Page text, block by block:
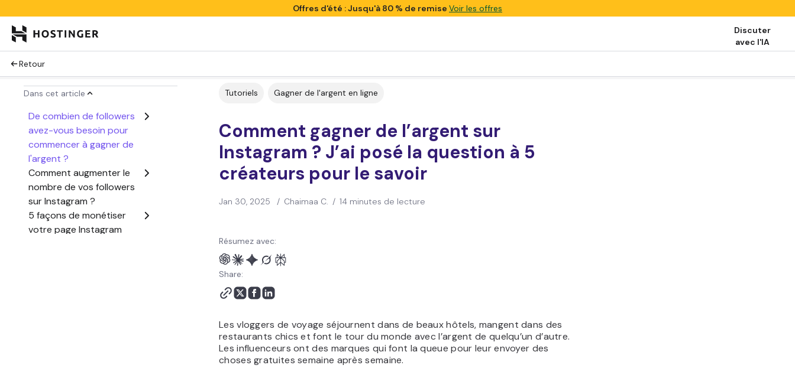
Offres d'été : Jusqu'à 80 % de remise Voir les offres
Discuter
avec l'IA
Retour
Dans cet article
De combien de followers
avez-vous besoin pour
commencer à gagner de
l'argent ?
Comment augmenter le
nombre de vos followers
sur Instagram ?
5 façons de monétiser
votre page Instagram
Tutoriels Gagner de l'argent en ligne
Comment gagner de l’argent sur
Instagram ? J’ai posé la question à 5
créateurs pour le savoir
Jan 30, 2025 / Chaimaa C. / 14 minutes de lecture
Résumez avec:
Share:
Les vloggers de voyage séjournent dans de beaux hôtels, mangent dans des
restaurants chics et font le tour du monde avec l’argent de quelqu’un d’autre.
Les influenceurs ont des marques qui font la queue pour leur envoyer des
choses gratuites semaine après semaine.